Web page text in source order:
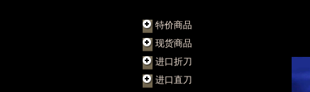
特价商品
现货商品
进口折刀
进口直刀